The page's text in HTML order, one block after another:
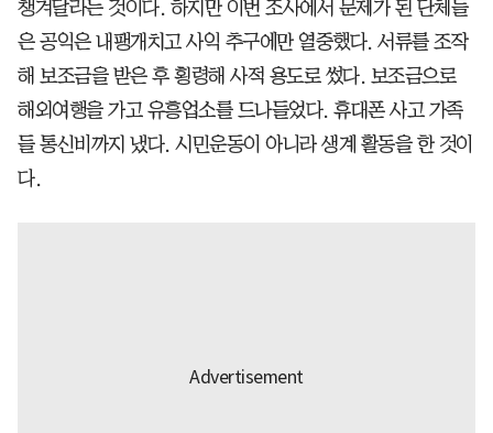
챙겨달라는 것이다. 하지만 이번 조사에서 문제가 된 단체들
은 공익은 내팽개치고 사익 추구에만 열중했다. 서류를 조작
해 보조금을 받은 후 횡령해 사적 용도로 썼다. 보조금으로
해외여행을 가고 유흥업소를 드나들었다. 휴대폰 사고 가족
들 통신비까지 냈다. 시민운동이 아니라 생계 활동을 한 것이
다.